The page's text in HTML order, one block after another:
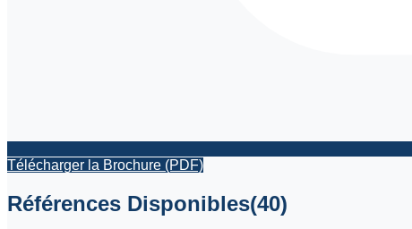
Télécharger la Brochure (PDF)
Références Disponibles(40)